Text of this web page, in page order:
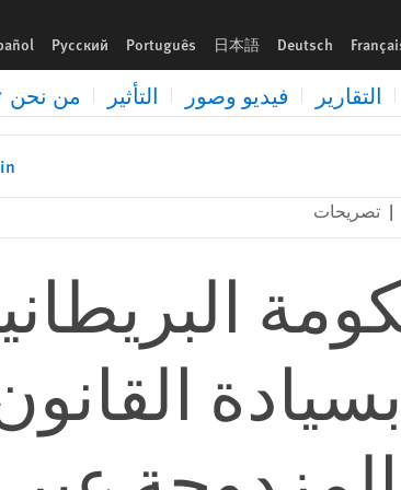
Deutsch
日本語
Português
Русский
التقارير فيديو وصور التأثير من نحن
| تصريحات
بسيادة